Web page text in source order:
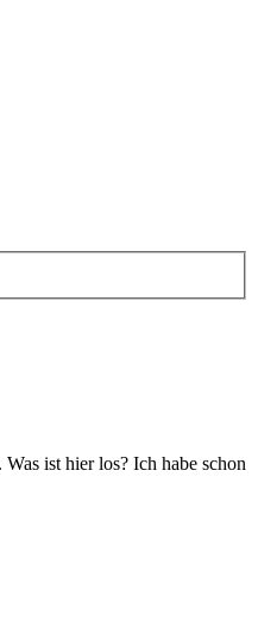
ist hier los? Ich habe schon